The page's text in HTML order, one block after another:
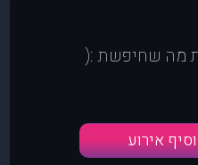
מה שחיפשת :(
אירוע